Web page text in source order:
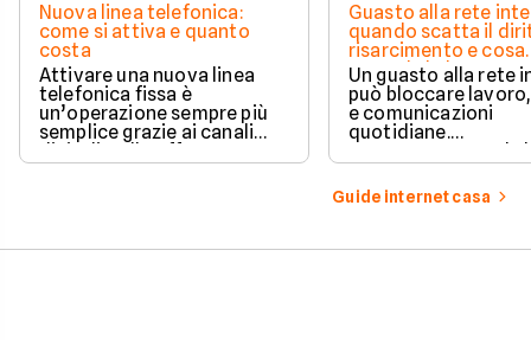
Nuova linea telefonica:
come si attiva e quanto
costa
Attivare una nuova linea
telefonica fissa è
un’operazione sempre più
semplice grazie ai canali
digitali e alle offerte
integrate con internet casa.
Guasto alla rete
quando scatta il
risarcimento e cosa
prevede la legge
Un guasto alla rete
può bloccare
e comunicazioni
quotidiane.
Fortunatamente, la
prevede strumenti
per ottenere un
risarcimento in
Guide internet casa